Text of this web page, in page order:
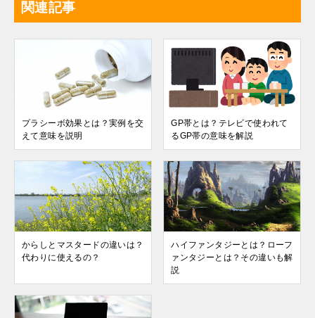
関連記事
プラシーボ効果とは？実例を交
えて意味を説明
GP帯とは？テレビで使われて
るGP帯の意味を解説
からしとマスタードの違いは？
代わりに使えるの？
ハイファンタジーとは？ローフ
ァンタジーとは？その違いも解
説